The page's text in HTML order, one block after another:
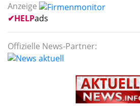
Anzeige
✔HELPads
Offizielle News-Partner: